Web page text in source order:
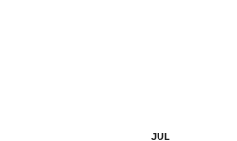
JUL